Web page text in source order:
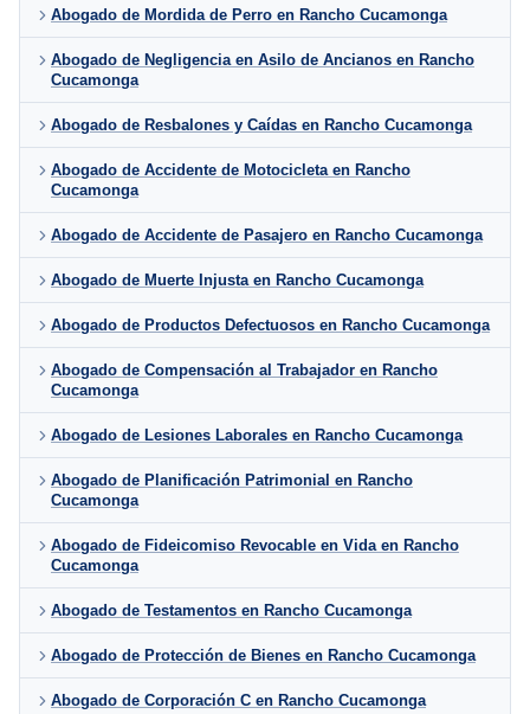
Abogado de Mordida de Perro en Rancho Cucamonga
Abogado de Negligencia en Asilo de Ancianos en Rancho
Cucamonga
Abogado de Resbalones y Caídas en Rancho Cucamonga
Abogado de Accidente de Motocicleta en Rancho
Cucamonga
Abogado de Accidente de Pasajero en Rancho Cucamonga
Abogado de Muerte Injusta en Rancho Cucamonga
Abogado de Productos Defectuosos en Rancho Cucamonga
Abogado de Compensación al Trabajador en Rancho
Cucamonga
Abogado de Lesiones Laborales en Rancho Cucamonga
Abogado de Planificación Patrimonial en Rancho
Cucamonga
Abogado de Fideicomiso Revocable en Vida en Rancho
Cucamonga
Abogado de Testamentos en Rancho Cucamonga
Abogado de Protección de Bienes en Rancho Cucamonga
Abogado de Corporación C en Rancho Cucamonga